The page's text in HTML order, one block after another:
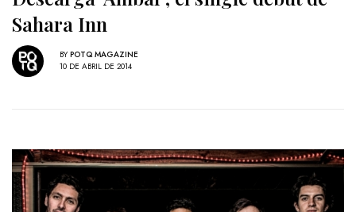
Sahara Inn
BY POTQ MAGAZINE
10 DE ABRIL DE 2014